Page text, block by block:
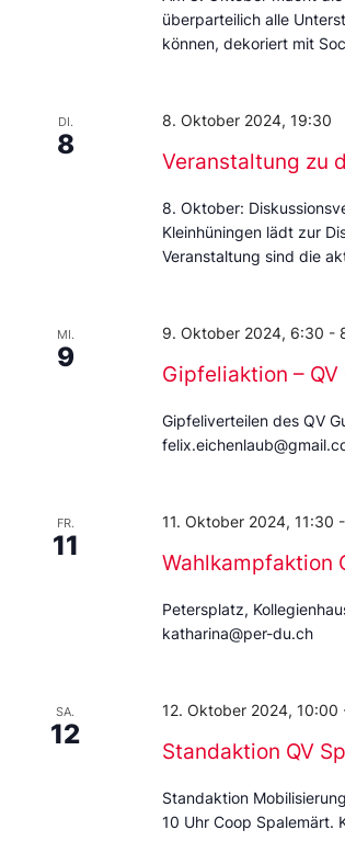
überparteilich alle
können, dekoriert mit
DI.
8
Veranstaltung zu
8. Oktober 2024, 19:30
8. Oktober:
Kleinhüningen lädt zur
Veranstaltung sind die
MI.
9
Gipfeliaktion –
9. Oktober 2024, 6:30 -
Gipfeliverteilen des QV
FR.
11
Wahlkampfaktion
11. Oktober 2024, 11:30 -
Petersplatz,
katharina@per-du.ch
SA.
12
Standaktion QV
12. Oktober 2024, 10:00
Standaktion
10 Uhr Coop Spalemärt.